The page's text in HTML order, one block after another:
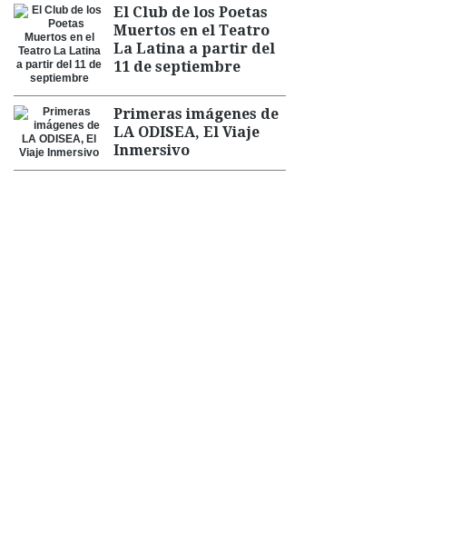
El Club de los Poetas
Muertos en el Teatro
La Latina a partir del
11 de septiembre
Primeras imágenes de
LA ODISEA, El Viaje
Inmersivo